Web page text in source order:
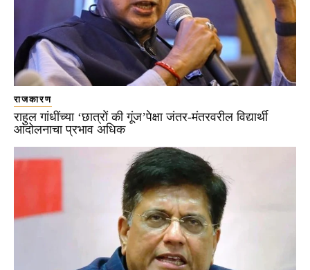
राजकारण
राहुल गांधींच्या ‘छात्रों की गूंज’पेक्षा जंतर-मंतरवरील विद्यार्थी
आंदोलनाचा प्रभाव अधिक